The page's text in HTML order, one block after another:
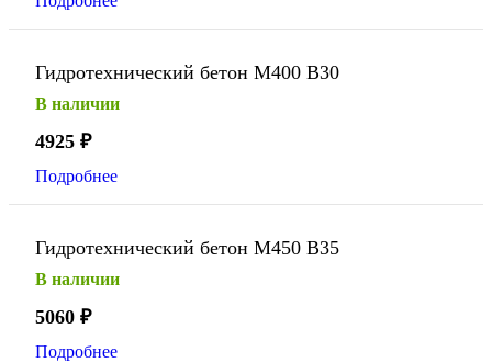
Гидротехнический бетон М400 В30
В наличии
4925 ₽
Подробнее
Гидротехнический бетон М450 В35
В наличии
5060 ₽
Подробнее